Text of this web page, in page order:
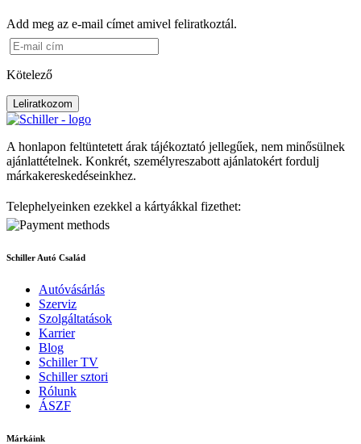
Add meg az e-mail címet amivel feliratkoztál.
Kötelező
Leliratkozom
A honlapon feltüntetett árak tájékoztató jellegűek, nem minősülnek
ajánlattételnek. Konkrét, személyreszabott ajánlatokért fordulj
márkakereskedéseinkhez.
Telephelyeinken ezekkel a kártyákkal fizethet:
Schiller Autó Család
Autóvásárlás
Szerviz
Szolgáltatások
Karrier
Blog
Schiller TV
Schiller sztori
Rólunk
ÁSZF
Márkáink